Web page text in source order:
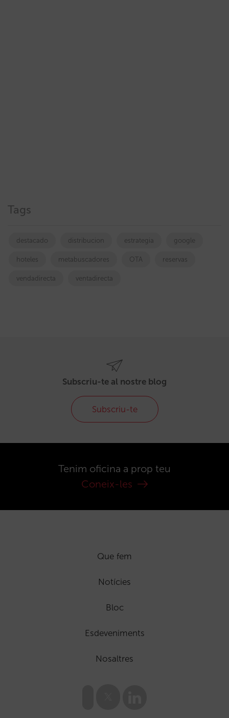
Tags
destacado distribucion estrategia google
hoteles metabuscadores OTA reservas
vendadirecta ventadirecta
Subscriu-te al nostre blog
Subscriu-te
Tenim oficina a prop teu
Coneix-les
Que fem
Notícies
Bloc
Esdeveniments
Nosaltres